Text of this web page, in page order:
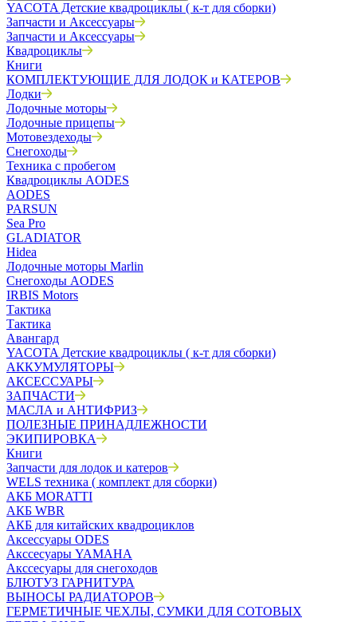
YACOTA Детские квадроциклы ( к-т для сборки)
Запчасти и Аксессуары
Запчасти и Аксессуары
Квадроциклы
Книги
КОМПЛЕКТУЮЩИЕ ДЛЯ ЛОДОК и КАТЕРОВ
Лодки
Лодочные моторы
Лодочные прицепы
Мотовездеходы
Снегоходы
Техника с пробегом
Квадроциклы AODES
AODES
PARSUN
Sea Pro
GLADIATOR
Hidea
Лодочные моторы Marlin
Снегоходы AODES
IRBIS Motors
Тактика
Тактика
Авангард
YACOTA Детские квадроциклы ( к-т для сборки)
АККУМУЛЯТОРЫ
АКСЕССУАРЫ
ЗАПЧАСТИ
МАСЛА и АНТИФРИЗ
ПОЛЕЗНЫЕ ПРИНАДЛЕЖНОСТИ
ЭКИПИРОВКА
Книги
Запчасти для лодок и катеров
WELS техника ( комплект для сборки)
АКБ MORATTI
АКБ WBR
АКБ для китайских квадроциклов
Аксессуары ODES
Акссесуары YAMAHA
Акссесуары для снегоходов
БЛЮТУЗ ГАРНИТУРА
ВЫНОСЫ РАДИАТОРОВ
ГЕРМЕТИЧНЫЕ ЧЕХЛЫ, СУМКИ ДЛЯ СОТОВЫХ